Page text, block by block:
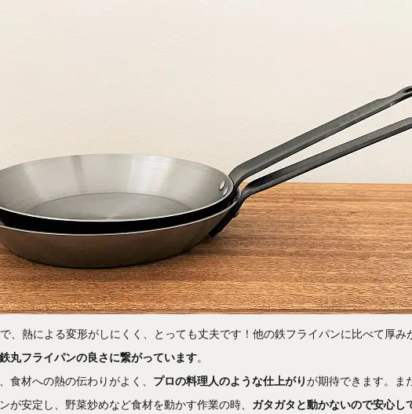
、熱による変形がしにくく、とっても丈夫です！他の鉄フライパンに比べて厚み
丸フライパンの良さに繋がっています。
食材への熱の伝わりがよく、 プロの料理人のような仕上がりが期待できます。ま
が安定し、野菜炒めなど食材を動かす作業の時、 ガタガタと動かないので安心し